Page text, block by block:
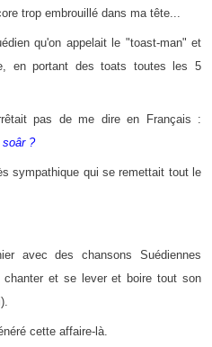
trop embrouillé dans ma tête...
qu'on appelait le "toast-man" et
en portant des toats toutes les 5
pas de me dire en Français :
?
sympathique qui se remettait tout le
avec des chansons Suédiennes
et se lever et boire tout son
cette affaire-là.